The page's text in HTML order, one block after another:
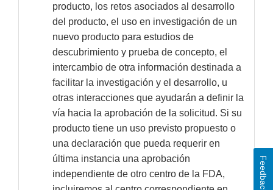
producto, los retos asociados al desarrollo
del producto, el uso en investigación de un
nuevo producto para estudios de
descubrimiento y prueba de concepto, el
intercambio de otra información destinada a
facilitar la investigación y el desarrollo, u
otras interacciones que ayudarán a definir la
vía hacia la aprobación de la solicitud. Si su
producto tiene un uso previsto propuesto o
una declaración que pueda requerir en
última instancia una aprobación
independiente de otro centro de la FDA,
Feedback